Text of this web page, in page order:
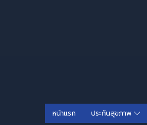
หน้าแรก ประกันสุขภาพ